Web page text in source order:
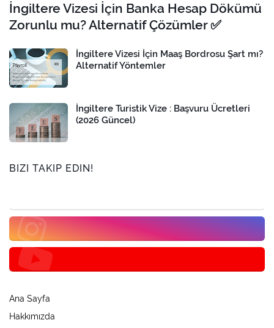
İngiltere Vizesi İçin Banka Hesap Dökümü
Zorunlu mu? Alternatif Çözümler ✅
İngiltere Vizesi İçin Maaş Bordrosu Şart mı?
Alternatif Yöntemler
İngiltere Turistik Vize : Başvuru Ücretleri
(2026 Güncel)
BIZI TAKIP EDIN!
Ana Sayfa
Hakkımızda